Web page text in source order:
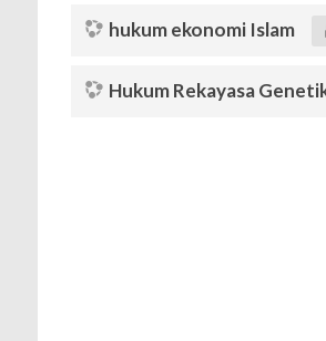
hukum ekonomi Islam
Hukum Rekayasa